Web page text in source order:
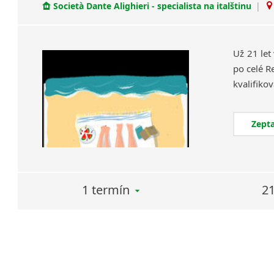
Società Dante Alighieri - specialista na italštinu |
Už 21 let
po celé
1 termín